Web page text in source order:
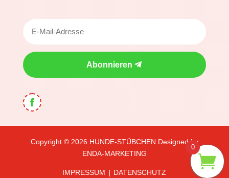
Abonnieren
Copyright © 2026 HUNDE-STÜBCHEN Designed by
ENDA-MARKETING
IMPRESSUM DATENSCHUTZ
0